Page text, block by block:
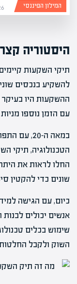
המילון הפיננסי
היסטוריה
תיקי השקעות
להשקיע בנכסים
ההשקעות היו בעיקר
עם הזמן נוספו
במאה ה-
הטכנולוגיה, תיקי
החלו לראות את
שונים כדי להקטין
כיום, עם הגישה
אנשים יכולים
שימוש בכלים
השוק ולקבל